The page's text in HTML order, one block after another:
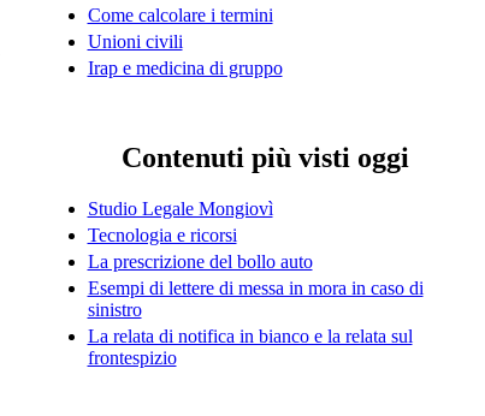
Come calcolare i termini
Unioni civili
Irap e medicina di gruppo
Contenuti più visti oggi
Studio Legale Mongiovì
Tecnologia e ricorsi
La prescrizione del bollo auto
Esempi di lettere di messa in mora in caso di
sinistro
La relata di notifica in bianco e la relata sul
frontespizio